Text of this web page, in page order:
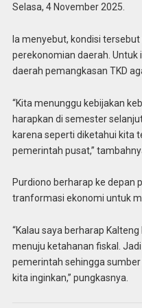
Selasa, 4 November 2025.
Ia menyebut, kondisi
perekonomian daerah.
daerah pemangkasan TKD
“Kita menunggu kebijakan
harapkan di semester
karena seperti diketahui kita
pemerintah pusat,”
Purdiono berharap ke depan
tranformasi ekonomi untuk
“Kalau saya berharap
menuju ketahanan fiskal.
pemerintah sehingga
kita inginkan,” pungkasnya.